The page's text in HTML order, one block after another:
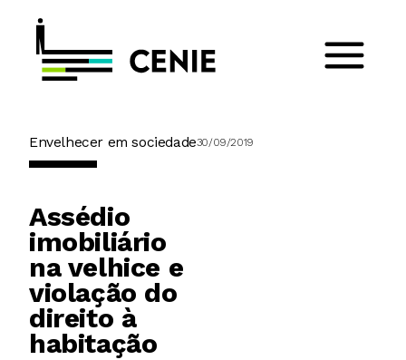
Envelhecer em sociedade30/09/2019
Assédio
imobiliário
na velhice e
violação do
direito à
habitação